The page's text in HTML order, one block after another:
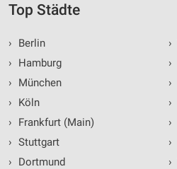
Top Städte
›
Berlin
›
Hamburg
›
München
›
Köln
›
Frankfurt (Main)
› Stuttgart
›
Dortmund
›
›
›
›
›
›
›